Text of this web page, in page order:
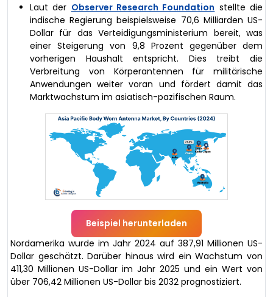
Laut der Observer Research Foundation stellte die
indische Regierung beispielsweise 70,6 Milliarden US-
Dollar für das Verteidigungsministerium bereit, was
einer Steigerung von 9,8 Prozent gegenüber dem
vorherigen Haushalt entspricht. Dies treibt die
Verbreitung von Körperantennen für militärische
Anwendungen weiter voran und fördert damit das
Marktwachstum im asiatisch-pazifischen Raum.
Beispiel herunterladen
Nordamerika wurde im Jahr 2024 auf 387,91 Millionen US-
Dollar geschätzt. Darüber hinaus wird ein Wachstum von
411,30 Millionen US-Dollar im Jahr 2025 und ein Wert von
über 706,42 Millionen US-Dollar bis 2032 prognostiziert.